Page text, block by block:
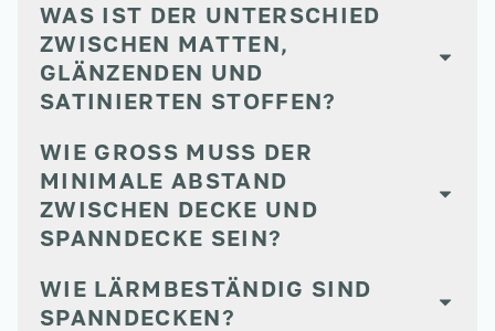
WAS IST DER UNTERSCHIED
ZWISCHEN MATTEN,
GLÄNZENDEN UND
SATINIERTEN STOFFEN?
WIE GROSS MUSS DER M
INIMALE ABSTAND Z
WISCHEN DECKE UND S
PANNDECKE SEIN?
WIE LÄRMBESTÄNDIG SIND
SPANNDECKEN?